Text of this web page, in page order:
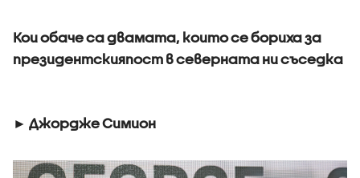
Кои обаче са двамата, които се бориха за
президентскияпост в северната ни съседка
► Джордже Симион